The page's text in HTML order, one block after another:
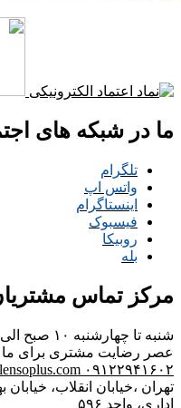
ما در شبکه های
تلگرام
واتس اپ
اینستاگرام
فیسبوک
روبیکا
بله
مرکز تماس
عصر رضایت مشتری برای
۰۹۱۲۲۹۴۱۶۰۲
تهران ،خیابان انقلاب،
اداری، واحد ۵۹۶